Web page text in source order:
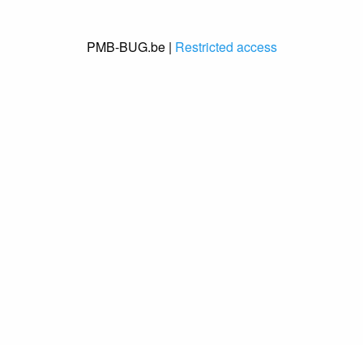
PMB-BUG.be | Restricted access